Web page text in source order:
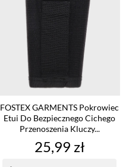
FOSTEX GARMENTS Pokrowiec
Etui Do Bezpiecznego Cichego
Przenoszenia Kluczy...
Cena
25,99 zł